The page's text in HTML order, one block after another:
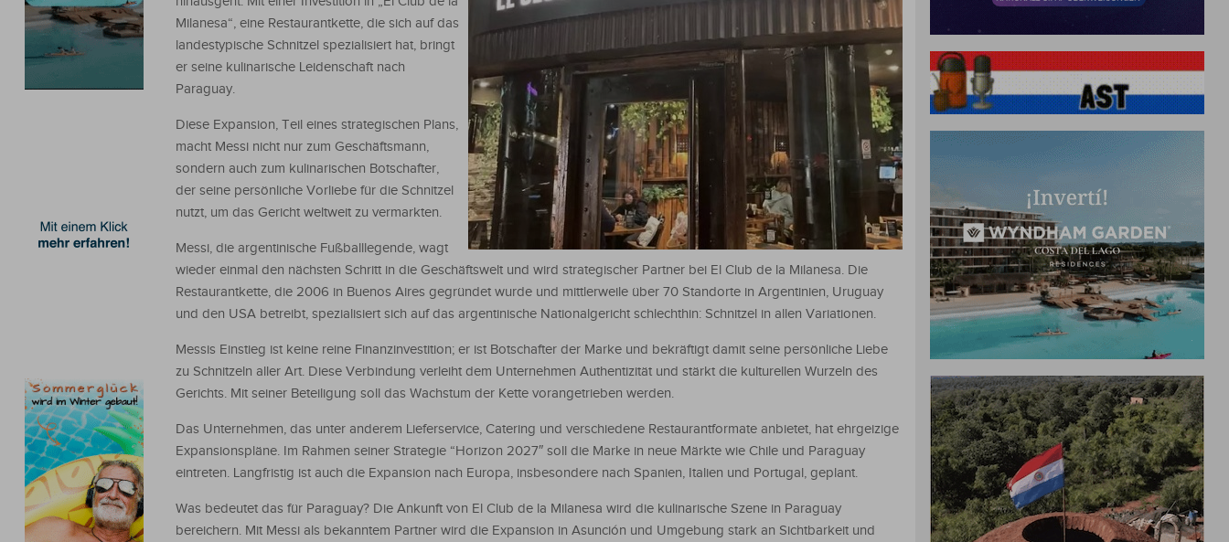
Milanesa“, eine Restaurantkette, die sich auf das
landestypische Schnitzel spezialisiert hat, bringt
er seine kulinarische Leidenschaft nach
Paraguay.
Diese Expansion, Teil eines strategischen Plans,
macht Messi nicht nur zum Geschäftsmann,
sondern auch zum kulinarischen Botschafter,
der seine persönliche Vorliebe für die Schnitzel
nutzt, um das Gericht weltweit zu vermarkten.
Messi, die argentinische Fußballlegende, wagt
wieder einmal den nächsten Schritt in die Geschäftswelt und wird strategischer Partner bei El Club de la Milanesa. Die
Restaurantkette, die 2006 in Buenos Aires gegründet wurde und mittlerweile über 70 Standorte in Argentinien, Uruguay
und den USA betreibt, spezialisiert sich auf das argentinische Nationalgericht schlechthin: Schnitzel in allen Variationen.
Messis Einstieg ist keine reine Finanzinvestition; er ist Botschafter der Marke und bekräftigt damit seine persönliche Liebe
zu Schnitzeln aller Art. Diese Verbindung verleiht dem Unternehmen Authentizität und stärkt die kulturellen Wurzeln des
Gerichts. Mit seiner Beteiligung soll das Wachstum der Kette vorangetrieben werden.
Das Unternehmen, das unter anderem Lieferservice, Catering und verschiedene Restaurantformate anbietet, hat ehrgeizige
Expansionspläne. Im Rahmen seiner Strategie “Horizon 2027″ soll die Marke in neue Märkte wie Chile und Paraguay
eintreten. Langfristig ist auch die Expansion nach Europa, insbesondere nach Spanien, Italien und Portugal, geplant.
Was bedeutet das für Paraguay? Die Ankunft von El Club de la Milanesa wird die kulinarische Szene in Paraguay
bereichern. Mit Messi als bekanntem Partner wird die Expansion in Asunción und Umgebung stark an Sichtbarkeit und